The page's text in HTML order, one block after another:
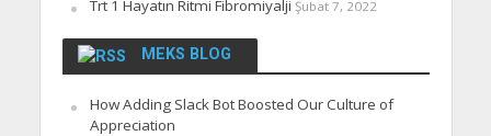
Trt 1 Hayatın Ritmi Fibromiyalji Şubat 7, 2022
MEKS BLOG
How Adding Slack Bot Boosted Our Culture of
Appreciation